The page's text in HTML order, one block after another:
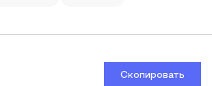
Скопировать